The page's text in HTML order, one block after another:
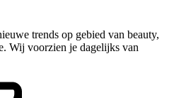
trends op gebied van beauty,
Wij voorzien je dagelijks van